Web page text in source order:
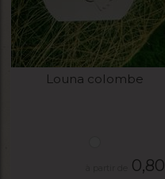
Louna colombe
0,80